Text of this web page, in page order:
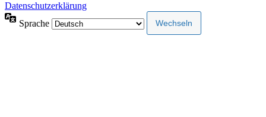
Datenschutzerklärung
Sprache